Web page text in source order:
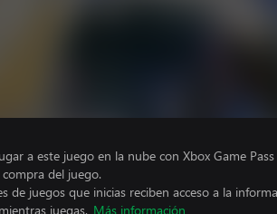
a este juego en la nube con Xbox Game
del juego.
de juegos que inicias reciben acceso a la
juegas. Más información